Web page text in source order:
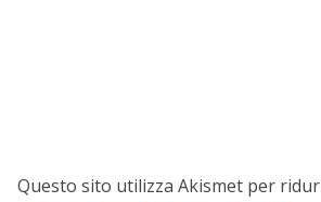
Questo sito utilizza Akismet per